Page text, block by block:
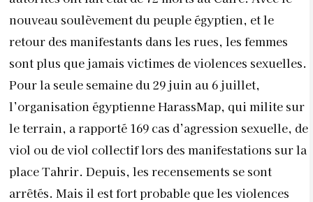
nouveau soulèvement du peuple égyptien, et le
retour des manifestants dans les rues, les femmes
sont plus que jamais victimes de violences sexuelles.
Pour la seule semaine du 29 juin au 6 juillet,
l’organisation égyptienne HarassMap, qui milite sur
le terrain, a rapporté 169 cas d’agression sexuelle, de
viol ou de viol collectif lors des manifestations sur la
place Tahrir. Depuis, les recensements se sont
arrêtés. Mais il est fort probable que les violences